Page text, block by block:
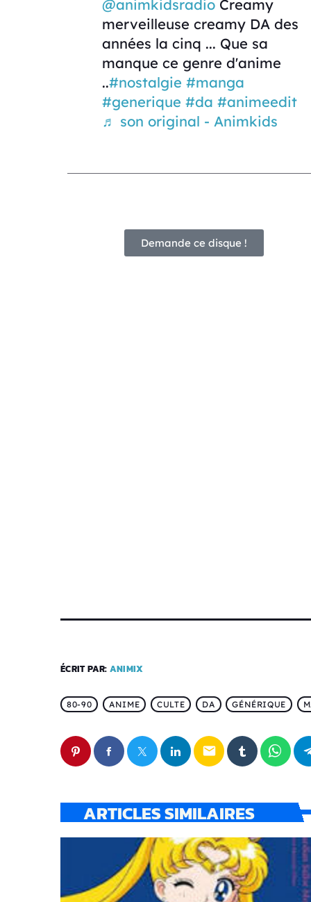
@animkidsradio Creamy
merveilleuse creamy DA des
années la cinq ... Que sa
manque ce genre d'anime
..#nostalgie #manga
#generique #da #animeedit
♬ son original - Animkids
Demande ce disque !
ÉCRIT PAR: ANIMIX
80-90 ANIME CULTE DA GÉNÉRIQUE
email
ARTICLES SIMILAIRES